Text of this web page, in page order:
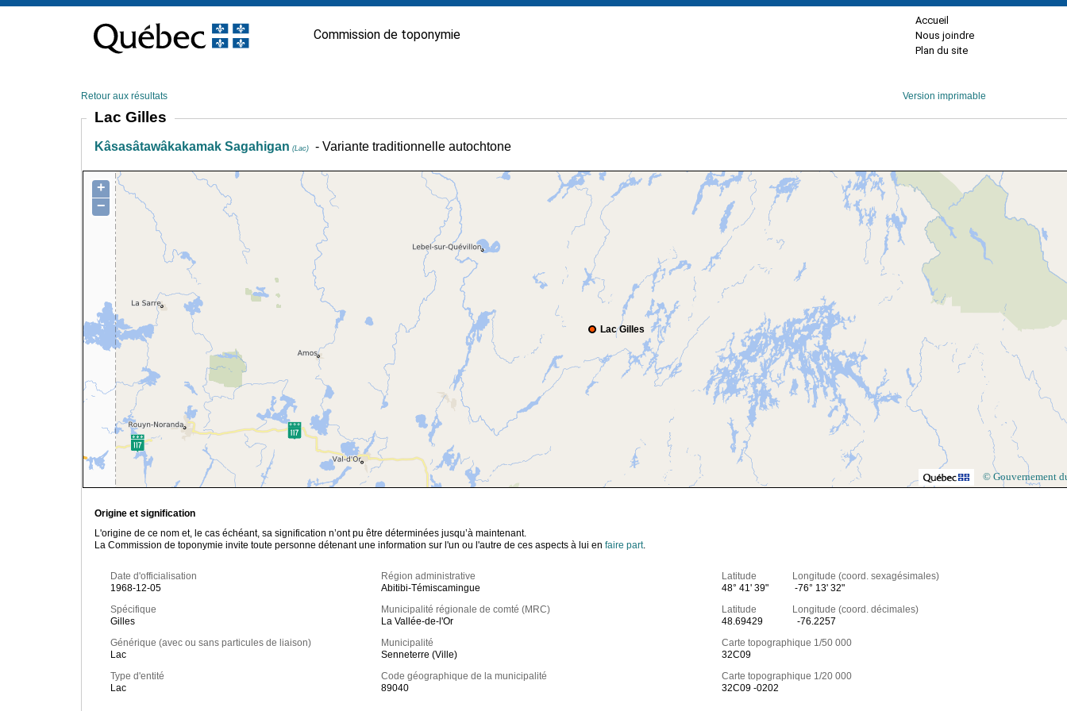
contenu
Commission de toponymie
Accueil
Nous joindre
Plan du site
Retour aux résultats Version imprimable
Lac Gilles
Kâsasâtawâkakamak Sagahigan (Lac) - Variante traditionnelle autochtone
Lac Gilles
+
−
© Gouvernement
Origine et signification
L'origine de ce nom et, le cas échéant, sa signification n’ont pu être déterminées jusqu’à maintenant.
La Commission de toponymie invite toute personne détenant une information sur l'un ou l'autre de ces aspects à lui en faire part.
Date d'officialisation
1968-12-05
Spécifique
Gilles
Générique (avec ou sans particules de liaison)
Lac
Type d'entité
Lac
Région administrative
Abitibi-Témiscamingue
Municipalité régionale de comté (MRC)
La Vallée-de-l'Or
Municipalité
Senneterre (Ville)
Code géographique de la municipalité
89040
Latitude Longitude (coord. sexagésimales)
48° 41' 39"
-76° 13' 32"
Latitude Longitude (coord. décimales)
48.69429
-76.2257
Carte topographique 1/50 000
32C09
Carte topographique 1/20 000
32C09 -0202